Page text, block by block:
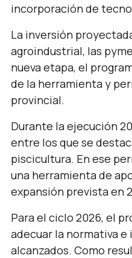
incorporación de
La inversión
agroindustrial, las
nueva etapa, el
de la herramienta y
provincial.
Durante la ejecución
entre los que se
piscicultura. En ese
una herramienta de
expansión prevista en
Para el ciclo 2026, el
adecuar la normativa
alcanzados. Como